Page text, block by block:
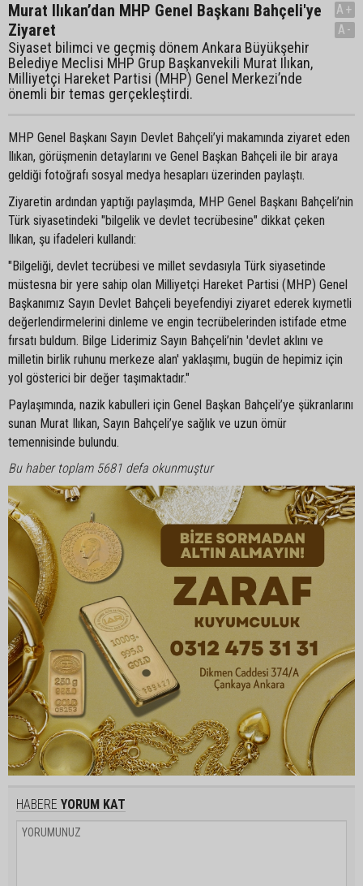
Murat Ilıkan’dan MHP Genel Başkanı Bahçeli'ye
Ziyaret
Siyaset bilimci ve geçmiş dönem Ankara Büyükşehir
Belediye Meclisi MHP Grup Başkanvekili Murat Ilıkan,
Milliyetçi Hareket Partisi (MHP) Genel Merkezi’nde
önemli bir temas gerçekleştirdi.
A+
A-
MHP Genel Başkanı Sayın Devlet Bahçeli’yi makamında ziyaret eden
Ilıkan, görüşmenin detaylarını ve Genel Başkan Bahçeli ile bir araya
geldiği fotoğrafı sosyal medya hesapları üzerinden paylaştı.
Ziyaretin ardından yaptığı paylaşımda, MHP Genel Başkanı Bahçeli’nin
Türk siyasetindeki "bilgelik ve devlet tecrübesine" dikkat çeken
Ilıkan, şu ifadeleri kullandı:
"Bilgeliği, devlet tecrübesi ve millet sevdasıyla Türk siyasetinde
müstesna bir yere sahip olan Milliyetçi Hareket Partisi (MHP) Genel
Başkanımız Sayın Devlet Bahçeli beyefendiyi ziyaret ederek kıymetli
değerlendirmelerini dinleme ve engin tecrübelerinden istifade etme
fırsatı buldum. Bilge Liderimiz Sayın Bahçeli’nin 'devlet aklını ve
milletin birlik ruhunu merkeze alan' yaklaşımı, bugün de hepimiz için
yol gösterici bir değer taşımaktadır."
Paylaşımında, nazik kabulleri için Genel Başkan Bahçeli’ye şükranlarını
sunan Murat Ilıkan, Sayın Bahçeli’ye sağlık ve uzun ömür
temennisinde bulundu.
Bu haber toplam 5681 defa okunmuştur
HABERE YORUM KAT